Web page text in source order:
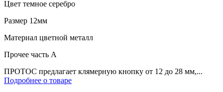
Цвет темное серебро
Размер 12мм
Материал цветной металл
Прочее часть A
ПРОТОС предлагает клямерную кнопку от 12 до 28 мм,...
Подробнее о товаре